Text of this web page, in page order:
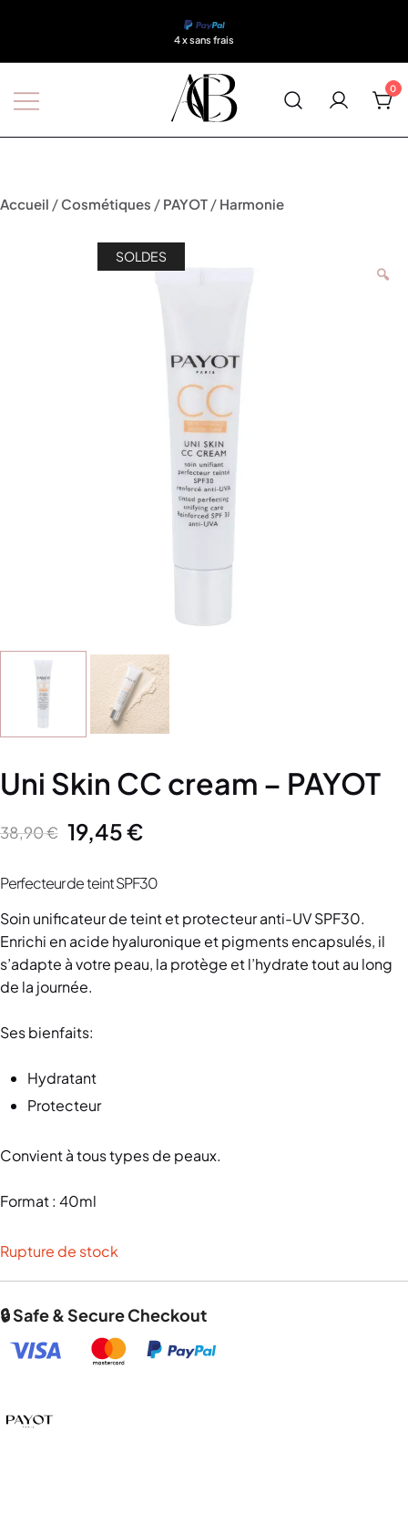
4 x sans frais
0
Accueil /Cosmétiques / PAYOT / Harmonie
SOLDES
🔍
Uni Skin CC cream – PAYOT
38,90€ 19,45€
Perfecteur de teint SPF30
Soin unificateur de teint et protecteur anti-UV SPF30.
Enrichi en acide hyaluronique et pigments encapsulés, il
s’adapte à votre peau, la protège et l’hydrate tout au long
de la journée.
Ses bienfaits:
Hydratant
Protecteur
Convient à tous types de peaux.
Format : 40ml
Rupture de stock
🔒 Safe & Secure Checkout